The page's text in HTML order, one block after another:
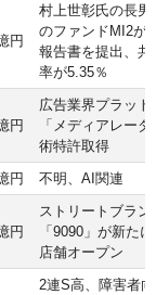
円
村上世彰氏の長男
のファンドMI2が
報告書を提出、共
率が5.35％
円
広告業界プラット
「メディアレー
術特許取得
円 不明、AI関連
円
ストリートブラン
「9090」が新た
店舗オープン
2連S高、障害者